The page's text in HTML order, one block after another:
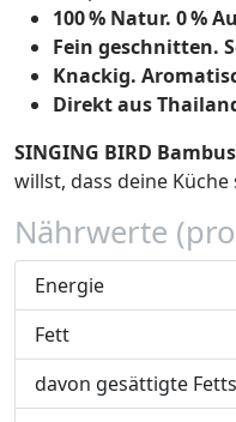
100 % Natur. 0 %
Fein geschnitten.
Knackig.
Direkt aus
SINGING BIRD
willst, dass deine Küche
Nährwerte
Energie
Fett
davon gesättigte